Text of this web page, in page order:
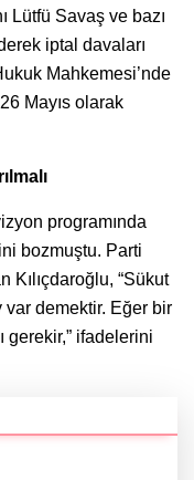
Lütfü Savaş ve bazı
iptal davaları
Mahkemesi’nde
Mayıs olarak
programında
bozmuştu. Parti
Kılıçdaroğlu, “Sükut
demektir. Eğer bir
gerekir,” ifadelerini